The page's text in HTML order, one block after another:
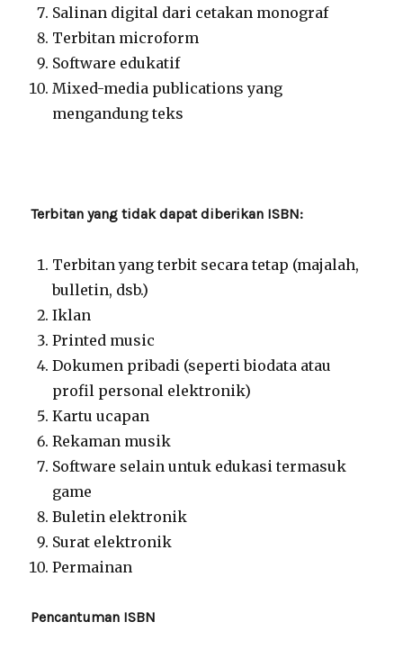
Salinan digital dari cetakan monograf
Terbitan microform
Software edukatif
Mixed-media publications yang
mengandung teks
Terbitan yang tidak dapat diberikan ISBN:
Terbitan yang terbit secara tetap (majalah,
bulletin, dsb.)
Iklan
Printed music
Dokumen pribadi (seperti biodata atau
profil personal elektronik)
Kartu ucapan
Rekaman musik
Software selain untuk edukasi termasuk
game
Buletin elektronik
Surat elektronik
Permainan
Pencantuman ISBN